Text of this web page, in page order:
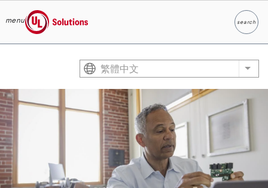
menu
UL Solutions
searchSearch
繁體中文 List